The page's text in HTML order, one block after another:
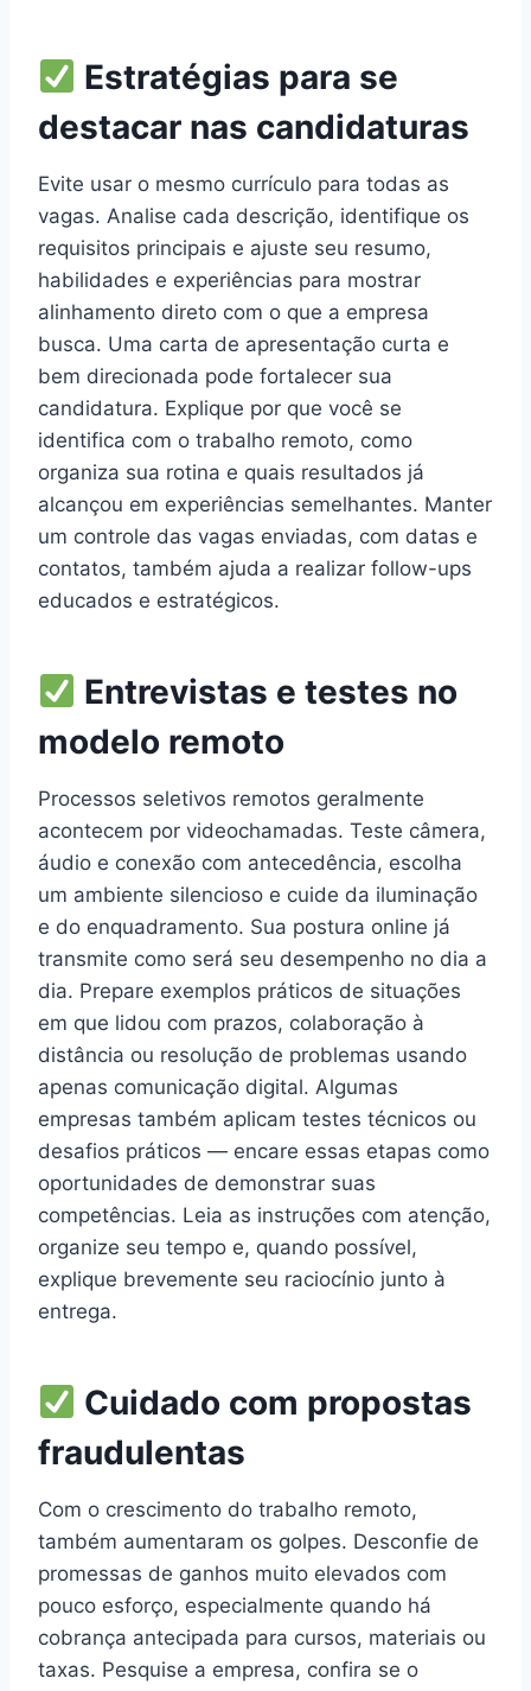
Estratégias para se
destacar nas candidaturas
Evite usar o mesmo currículo para todas as
vagas. Analise cada descrição, identifique os
requisitos principais e ajuste seu resumo,
habilidades e experiências para mostrar
alinhamento direto com o que a empresa
busca. Uma carta de apresentação curta e
bem direcionada pode fortalecer sua
candidatura. Explique por que você se
identifica com o trabalho remoto, como
organiza sua rotina e quais resultados já
alcançou em experiências semelhantes. Manter
um controle das vagas enviadas, com datas e
contatos, também ajuda a realizar follow-ups
educados e estratégicos.
Entrevistas e testes no
modelo remoto
Processos seletivos remotos geralmente
acontecem por videochamadas. Teste câmera,
áudio e conexão com antecedência, escolha
um ambiente silencioso e cuide da iluminação
e do enquadramento. Sua postura online já
transmite como será seu desempenho no dia a
dia. Prepare exemplos práticos de situações
em que lidou com prazos, colaboração à
distância ou resolução de problemas usando
apenas comunicação digital. Algumas
empresas também aplicam testes técnicos ou
desafios práticos — encare essas etapas como
oportunidades de demonstrar suas
competências. Leia as instruções com atenção,
organize seu tempo e, quando possível,
explique brevemente seu raciocínio junto à
entrega.
Cuidado com propostas
fraudulentas
Com o crescimento do trabalho remoto,
também aumentaram os golpes. Desconfie de
promessas de ganhos muito elevados com
pouco esforço, especialmente quando há
cobrança antecipada para cursos, materiais ou
taxas. Pesquise a empresa, confira se o